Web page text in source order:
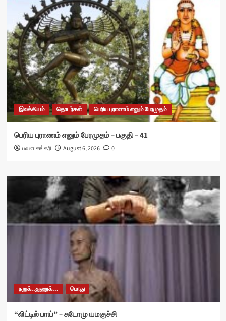
இலக்கியம் தொடர்கள் பெரிய புராணம் எனும் பேரமுதம்
பெரிய புராணம் எனும் பேரமுதம் – பகுதி – 41
பவள சங்கரி August 6, 2026 0
நறுக்..துணுக்... பொது
“லிட்டில் பாய்” – சுடோமு யமகுச்சி